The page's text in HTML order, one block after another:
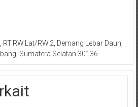
RW.2, Demang Lebar Daun,
Sumatera Selatan 30136